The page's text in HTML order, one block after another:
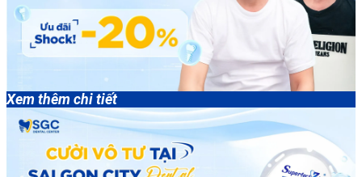
Xem thêm chi tiết